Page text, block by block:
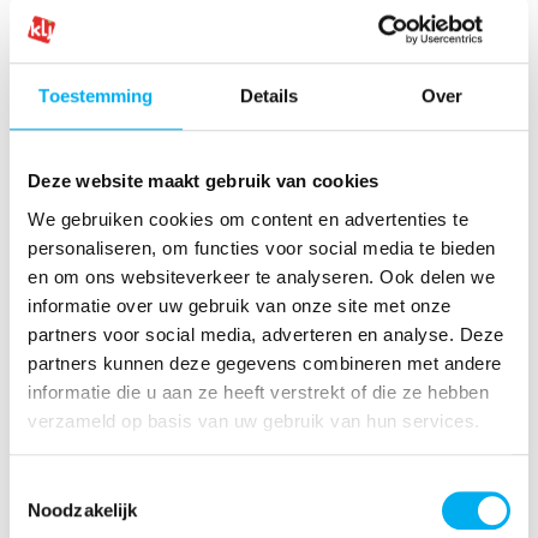
Toestemming Details Over
Deze website maakt gebruik van cookies
We gebruiken cookies om content en advertenties te
personaliseren, om functies voor social media te bieden
en om ons websiteverkeer te analyseren. Ook delen we
informatie over uw gebruik van onze site met onze
partners voor social media, adverteren en analyse. Deze
partners kunnen deze gegevens combineren met andere
informatie die u aan ze heeft verstrekt of die ze hebben
verzameld op basis van uw gebruik van hun services.
Noodzakelijk